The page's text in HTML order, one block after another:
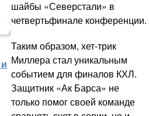
шайбы «Северстали» в
четвертьфинале конференции.
Таким образом, хет-трик
Миллера стал уникальным
событием для финалов КХЛ.
Защитник «Ак Барса» не
только помог своей команде